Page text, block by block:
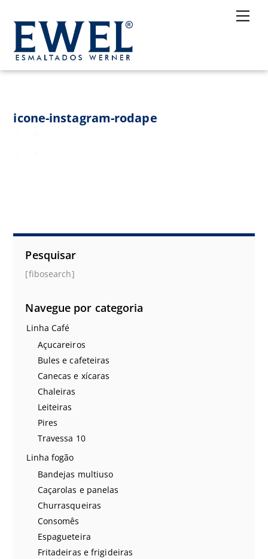
content
icone-instagram-rodape
Pesquisar
[fibosearch]
Navegue por categoria
Linha Café
Açucareiros
Bules e cafeteiras
Canecas e xícaras
Chaleiras
Leiteiras
Pires
Travessa 10
Linha fogão
Bandejas multiuso
Caçarolas e panelas
Churrasqueiras
Consomês
Espagueteira
Fritadeiras e frigideiras